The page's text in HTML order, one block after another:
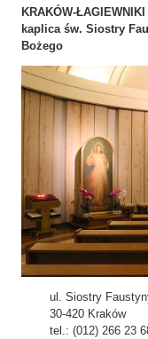
KRAKÓW-ŁAGIEWNIKI
kaplica św. Siostry
Bożego
ul. Siostry
30-420 Kraków
tel.: (012) 266 23